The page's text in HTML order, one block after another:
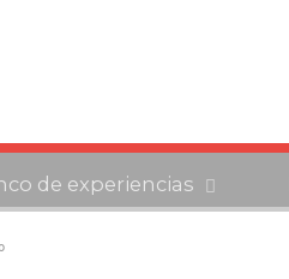
de experiencias